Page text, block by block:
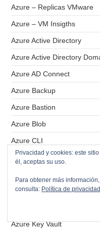
Azure – Replicas VMware
Azure – VM Insigths
Azure Active Directory
Azure Active Directory
Azure AD Connect
Azure Backup
Azure Bastion
Azure Blob
Azure CLI
Azure Cuentas de
Azure Files
Azure Key Vault
Privacidad y cookies: este
él, aceptas su uso.
Para obtener más
consulta: Política de privacidad